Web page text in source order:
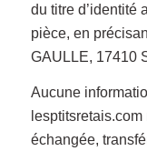
du titre d’identité
pièce, en
GAULLE, 17410
Aucune
lesptitsretais.com
échangée,